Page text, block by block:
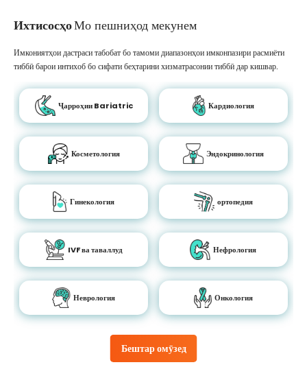
ИхтисосҳоМо пешниҳод мекунем
Бештар омӯзед
Имкониятҳои дастраси табобат бо тамоми диапазонҳои имконпазири расмиёти
тиббӣ барои интихоб бо сифати беҳтарини хизматрасонии тиббӣ дар кишвар.
Ҷарроҳии Bariatric Кардиология
Косметология Эндокринология
Гинекология ортопедия
IVF ва таваллуд Нефрология
Неврология Онкология